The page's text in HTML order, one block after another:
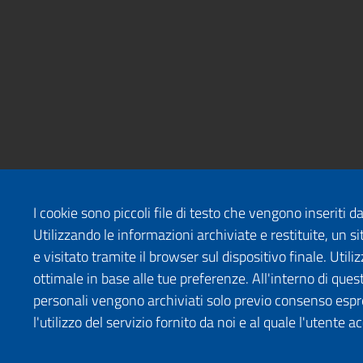
I cookie sono piccoli file di testo che vengono inseriti
Utilizzando le informazioni archiviate e restituite, un
e visitato tramite il browser sul dispositivo finale.
ottimale in base alle tue preferenze. All'interno di
personali vengono archiviati solo previo consenso
l'utilizzo del servizio fornito da noi e al quale l'utente